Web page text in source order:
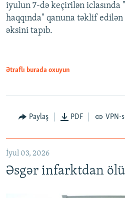
Auto 240p
720p
iyulun 7-də keçirilən iclasında
haqqında" qanuna təklif
əksini tapıb.
Ətraflı burada oxuyun
Paylaş PDF VPN-
İyul 03, 2026
Əsgər infarktdan